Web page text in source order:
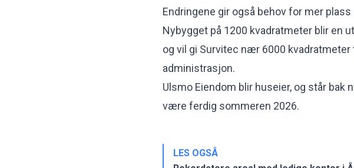
Endringene gir også behov for mer
Nybygget på 1200 kvadratmeter blir en
og vil gi Survitec nær 6000
administrasjon.
Ulsmo Eiendom blir huseier, og står bak
være ferdig sommeren 2026.
LES OGSÅ